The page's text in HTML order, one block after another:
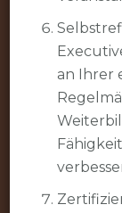
an Ihrer